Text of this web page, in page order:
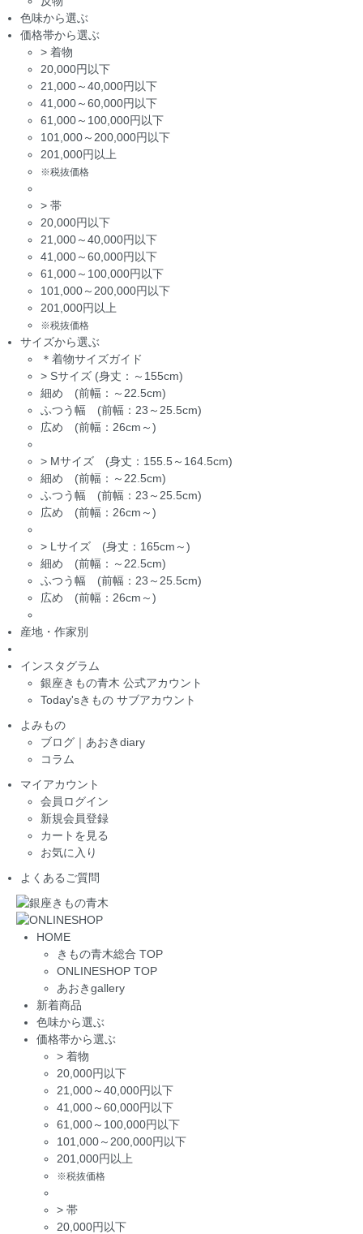
色味から選ぶ
価格帯から選ぶ
> 着物
20,000円以下
21,000～40,000円以下
41,000～60,000円以下
61,000～100,000円以下
101,000～200,000円以下
201,000円以上
※税抜価格
> 帯
20,000円以下
21,000～40,000円以下
41,000～60,000円以下
61,000～100,000円以下
101,000～200,000円以下
201,000円以上
※税抜価格
サイズから選ぶ
＊着物サイズガイド
> Sサイズ (身丈：～155cm)
細め (前幅：～22.5cm)
ふつう幅 (前幅：23～25.5cm)
広め (前幅：26cm～)
> Mサイズ (身丈：155.5～164.5cm)
細め (前幅：～22.5cm)
ふつう幅 (前幅：23～25.5cm)
広め (前幅：26cm～)
> Lサイズ (身丈：165cm～)
細め (前幅：～22.5cm)
ふつう幅 (前幅：23～25.5cm)
広め (前幅：26cm～)
産地・作家別
インスタグラム
銀座きもの青木 公式アカウント
Today'sきもの サブアカウント
よみもの
ブログ｜あおきdiary
コラム
マイアカウント
会員ログイン
新規会員登録
カートを見る
お気に入り
よくあるご質問
HOME
きもの青木総合 TOP
ONLINESHOP TOP
あおきgallery
新着商品
色味から選ぶ
価格帯から選ぶ
> 着物
20,000円以下
21,000～40,000円以下
41,000～60,000円以下
61,000～100,000円以下
101,000～200,000円以下
201,000円以上
※税抜価格
> 帯
20,000円以下